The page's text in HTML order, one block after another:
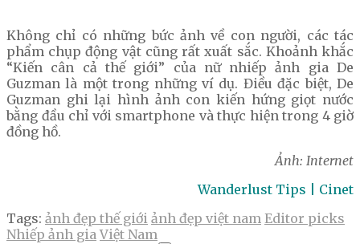
Không chỉ có những bức ảnh về con người, các tác
phẩm chụp động vật cũng rất xuất sắc. Khoảnh khắc
“Kiến cân cả thế giới” của nữ nhiếp ảnh gia De
Guzman là một trong những ví dụ. Điều đặc biệt, De
Guzman ghi lại hình ảnh con kiến hứng giọt nước
bằng đầu chỉ với smartphone và thực hiện trong 4 giờ
đồng hồ.
Ảnh: Internet
Wanderlust Tips | Cinet
Tags: ảnh đẹp thế giới ảnh đẹp việt nam Editor picks
Nhiếp ảnh gia Việt Nam